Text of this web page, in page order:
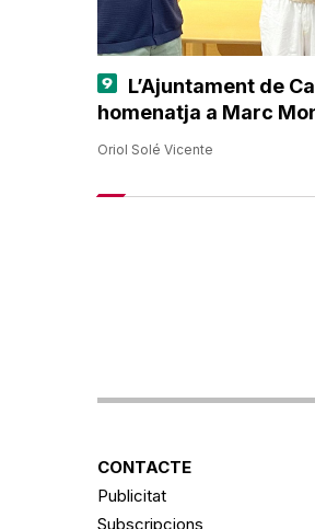
L’Ajuntament de
homenatja a Marc
Oriol Solé Vicente
CONTACTE
Publicitat
Subscripcions